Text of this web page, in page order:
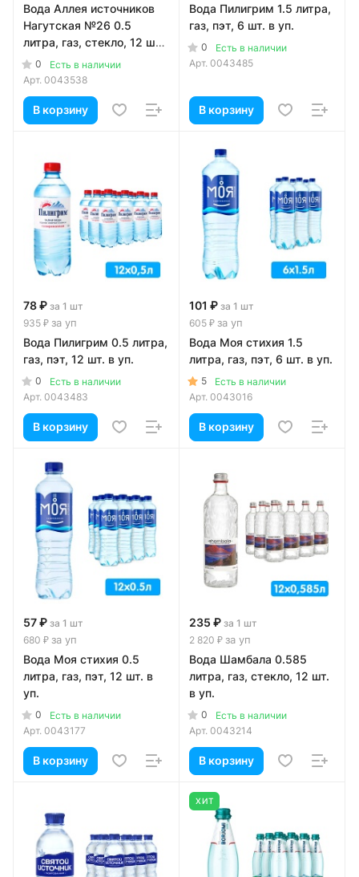
Вода Аллея источников
Нагутская №26 0.5
литра, газ, стекло, 12 шт.
в уп.
0
Есть в наличии
Арт. 0043538
В корзину
Вода Пилигрим 1.5 литра,
газ, пэт, 6 шт. в уп.
0
Есть в наличии
Арт. 0043485
В корзину
78 ₽ за 1 шт
935 ₽ за уп
Вода Пилигрим 0.5 литра,
газ, пэт, 12 шт. в уп.
0
Есть в наличии
Арт. 0043483
В корзину
101 ₽ за 1 шт
605 ₽ за уп
Вода Моя стихия 1.5
литра, газ, пэт, 6 шт. в уп.
5
Есть в наличии
Арт. 0043016
В корзину
57 ₽ за 1 шт
680 ₽ за уп
Вода Моя стихия 0.5
литра, газ, пэт, 12 шт. в
уп.
0
Есть в наличии
Арт. 0043177
В корзину
235 ₽ за 1 шт
2 820 ₽ за уп
Вода Шамбала 0.585
литра, газ, стекло, 12 шт.
в уп.
0
Есть в наличии
Арт. 0043214
В корзину
ХИТ